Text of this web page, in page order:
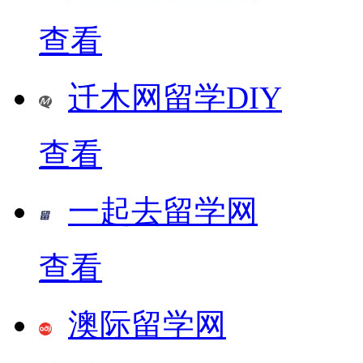
查看
迁木网留学DIY
查看
一起去留学网
查看
澳际留学网